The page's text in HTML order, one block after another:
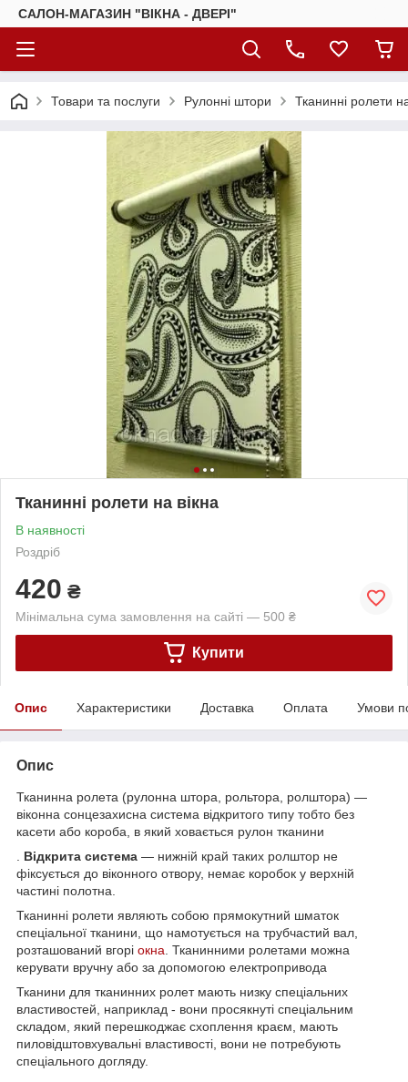
САЛОН-МАГАЗИН "ВІКНА - ДВЕРІ"
Товари та послуги Рулонні штори Тканинні ролети
Тканинні ролети на вікна
В наявності
Роздріб
420 ₴
Мінімальна сума замовлення на сайті — 500 ₴
Купити
Опис Характеристики Доставка Оплата Умови
Опис
Тканинна ролета (рулонна штора, рольтора, ролштора) —
віконна сонцезахисна система відкритого типу тобто без
касети або короба, в який ховається рулон тканини
Відкрита система — нижній край таких ролштор не
фіксується до віконного отвору, немає коробок у верхній
частині полотна.
Тканинні ролети являють собою прямокутний шматок
спеціальної тканини, що намотується на трубчастий вал,
розташований вгорі окна . Тканинними ролетами можна
керувати вручну або за допомогою електропривода
Тканини для тканинних ролет мають низку спеціальних
властивостей, наприклад - вони просякнуті спеціальним
складом, який перешкоджає схоплення краєм, мають
пиловідштовхувальні властивості, вони не потребують
спеціального догляду.